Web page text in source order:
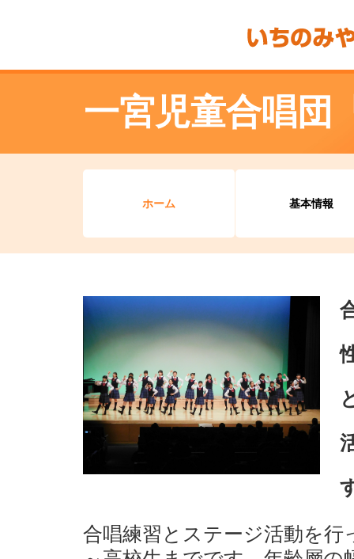
一宮児童合唱団
ホーム 基本情報
合唱練習とステージ活動を